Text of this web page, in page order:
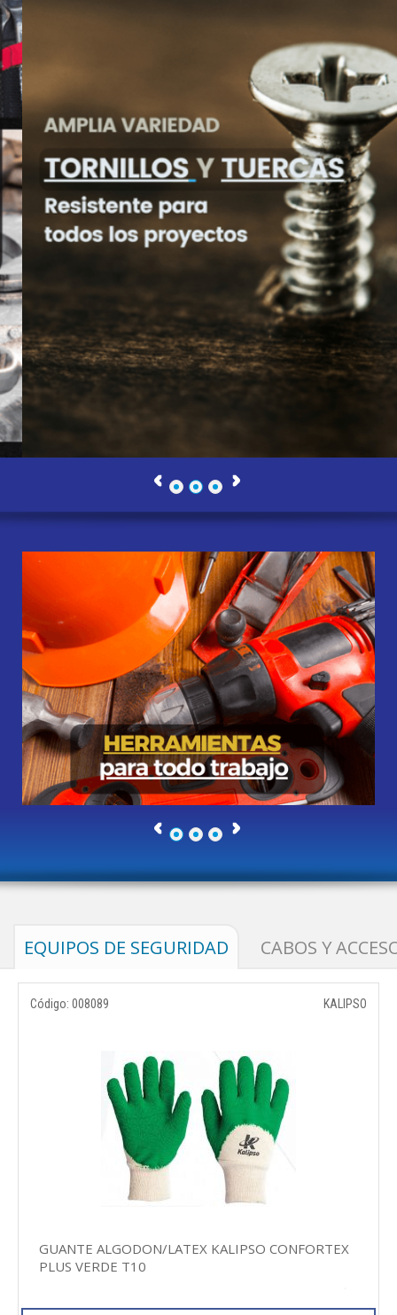
EQUIPOS DE SEGURIDAD CABOS Y
Código: 008089 KALIPSO
GUANTE ALGODON/LATEX KALIPSO CONFORTEX
PLUS VERDE T10